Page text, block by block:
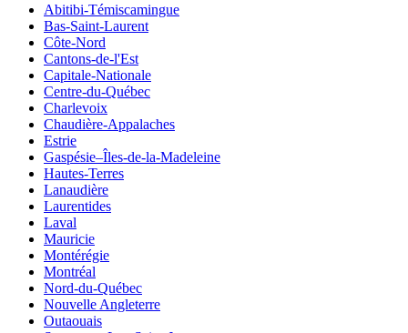
Abitibi-Témiscamingue
Bas-Saint-Laurent
Côte-Nord
Cantons-de-l'Est
Capitale-Nationale
Centre-du-Québec
Charlevoix
Chaudière-Appalaches
Estrie
Gaspésie–Îles-de-la-Madeleine
Hautes-Terres
Lanaudière
Laurentides
Laval
Mauricie
Montérégie
Montréal
Nord-du-Québec
Nouvelle Angleterre
Outaouais